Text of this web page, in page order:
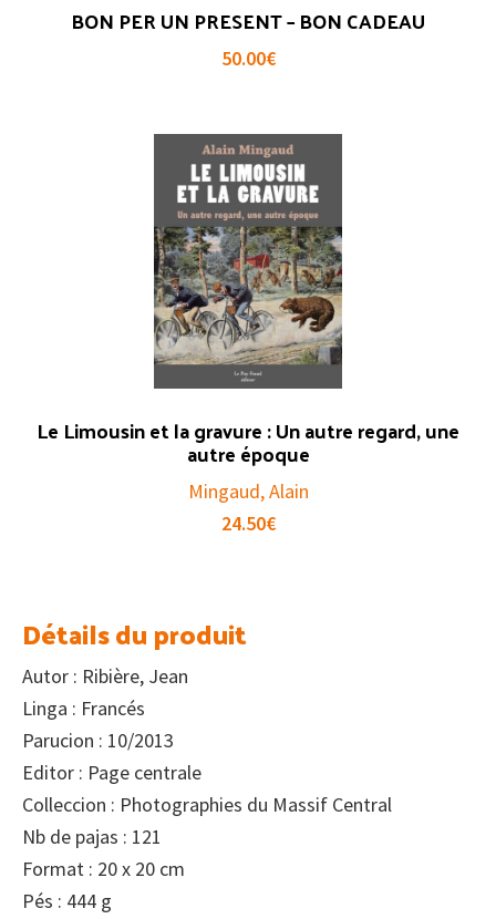
BON PER UN PRESENT – BON CADEAU
50.00€
Le Limousin et la gravure : Un autre regard, une
autre époque
Mingaud, Alain
24.50€
Détails du produit
Autor : Ribière, Jean
Linga : Francés
Parucion : 10/2013
Editor : Page centrale
Colleccion : Photographies du Massif Central
Nb de pajas : 121
Format : 20 x 20 cm
Pés : 444 g